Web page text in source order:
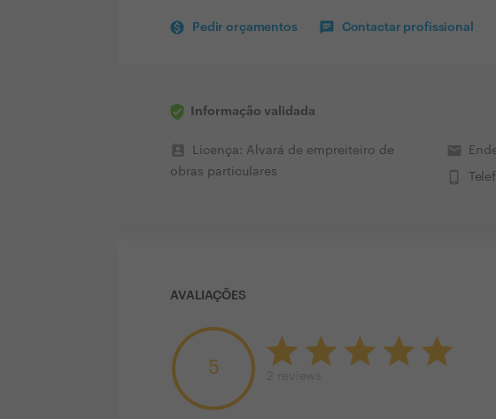
Pedir orçamentos Contactar profissional
Informação validada
perm_contact_calendar
Licença: Alvará de empreiteiro de
obras particulares
email
phone_iphone
AVALIAÇÕES
5